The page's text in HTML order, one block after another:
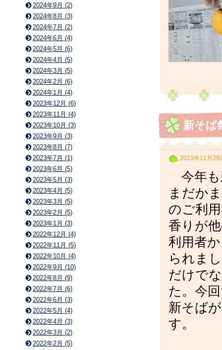
新そば
2013年11月29
今年も
まだか
のご利
香りが
利用者
られま
だけで
た。今
新そば
す。
2024年9月 (2)
2024年8月 (3)
2024年7月 (2)
2024年6月 (4)
2024年5月 (6)
2024年4月 (5)
2024年3月 (5)
2024年2月 (6)
2024年1月 (4)
2023年12月 (6)
2023年11月 (4)
2023年10月 (3)
2023年9月 (3)
2023年8月 (7)
2023年7月 (1)
2023年6月 (5)
2023年5月 (3)
2023年4月 (5)
2023年3月 (5)
2023年2月 (5)
2023年1月 (3)
2022年12月 (4)
2022年11月 (5)
2022年10月 (4)
2022年9月 (10)
2022年8月 (9)
2022年7月 (6)
2022年6月 (3)
2022年5月 (4)
2022年4月 (3)
2022年3月 (2)
2022年2月 (5)